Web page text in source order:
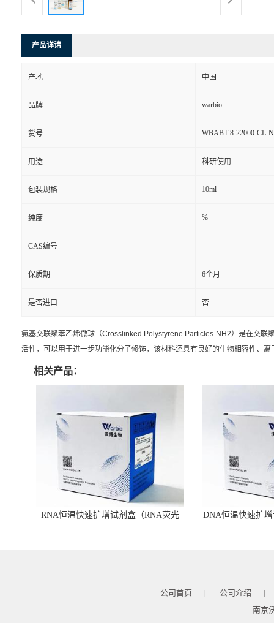
产品详请
产地 中国
品牌 warbio
货号 WBABT-8-22000-CL-
用途 科研使用
包装规格 10ml
纯度 %
CAS编号
保质期 6个月
是否进口 否
氨基交联聚苯乙烯微球（Crosslinked Polystyrene Particles-NH2）是在交联
活性，可以用于进一步功能化分子修饰，该材料还具有良好的生物相容性、
相关产品：
RNA恒温快速扩增试剂盒（RNA荧光
DNA恒温快速扩
公司首页 | 公司介绍 |
南京